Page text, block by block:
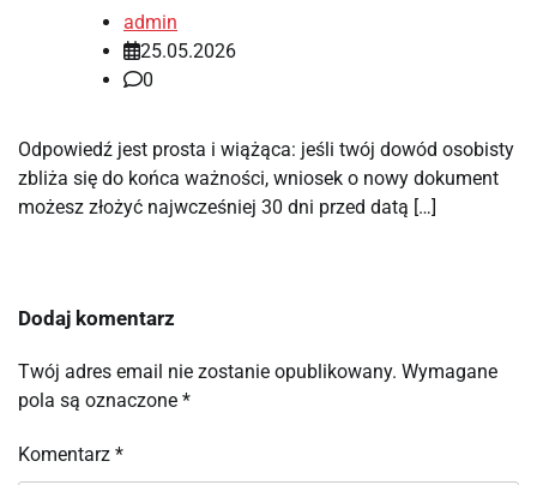
admin
25.05.2026
0
Odpowiedź jest prosta i wiążąca: jeśli twój dowód osobisty
zbliża się do końca ważności, wniosek o nowy dokument
możesz złożyć najwcześniej 30 dni przed datą […]
Dodaj komentarz
Twój adres email nie zostanie opublikowany. Wymagane
pola są oznaczone *
Komentarz *